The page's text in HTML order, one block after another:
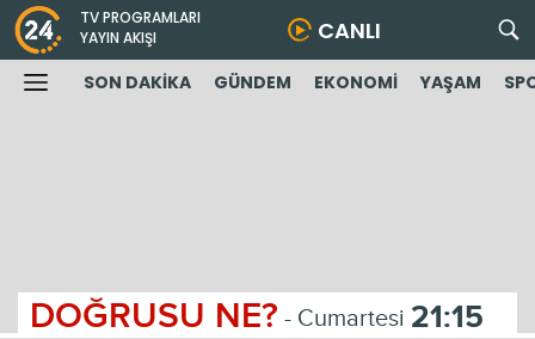
TV PROGRAMLARI
YAYIN AKIŞI
CANLI
SON DAKİKA GÜNDEM EKONOMİ YAŞAM
DOĞRUSU NE? - Cumartesi 21:15